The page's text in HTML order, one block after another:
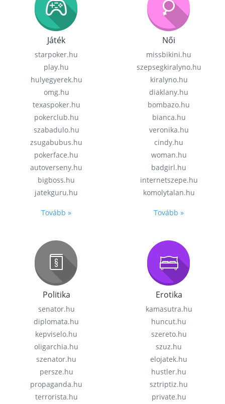
Játék
starpoker.hu
play.hu
hulyegyerek.hu
omg.hu
texaspoker.hu
pokerclub.hu
szabadulo.hu
zsugabubus.hu
pokerface.hu
autoverseny.hu
bigboss.hu
jatekguru.hu
Tovább »
Női
missbikini.hu
szepsegkiralyno.hu
kiralyno.hu
diaklany.hu
bombazo.hu
bianca.hu
veronika.hu
cindy.hu
woman.hu
badgirl.hu
internetszepe.hu
komolytalan.hu
Tovább »
Politika
senator.hu
diplomata.hu
kepviselo.hu
oligarchia.hu
szenator.hu
persze.hu
propaganda.hu
terrorista.hu
Erotika
kamasutra.hu
huncut.hu
szereto.hu
szuz.hu
elojatek.hu
hustler.hu
sztriptiz.hu
private.hu